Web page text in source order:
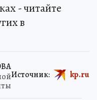
- читайте
в
Источник: kp.ru